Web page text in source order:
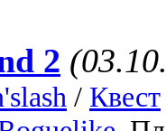
2
/ Квест